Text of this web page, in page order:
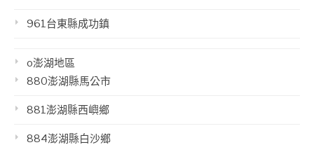
961台東縣成功鎮
o澎湖地區
880澎湖縣馬公市
881澎湖縣西嶼鄉
884澎湖縣白沙鄉